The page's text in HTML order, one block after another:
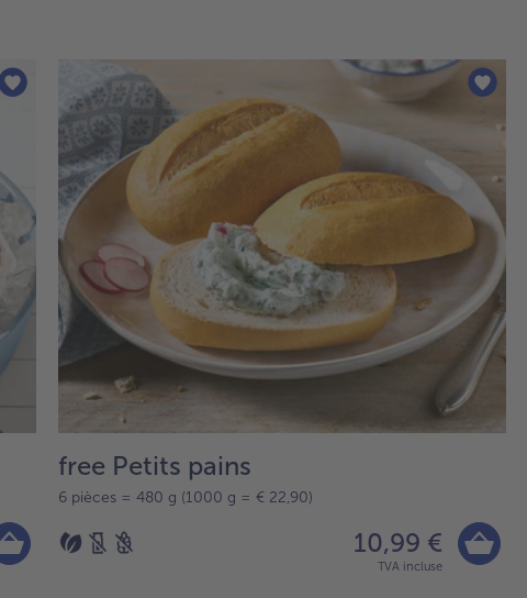
free Petits pains
6 pièces = 480 g (1000 g = € 22,90)
10,99 €
TVA incluse